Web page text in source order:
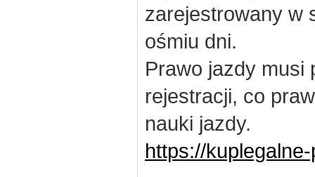
zarejestrowany w
ośmiu dni.
Prawo jazdy musi
rejestracji, co
nauki jazdy.
https://